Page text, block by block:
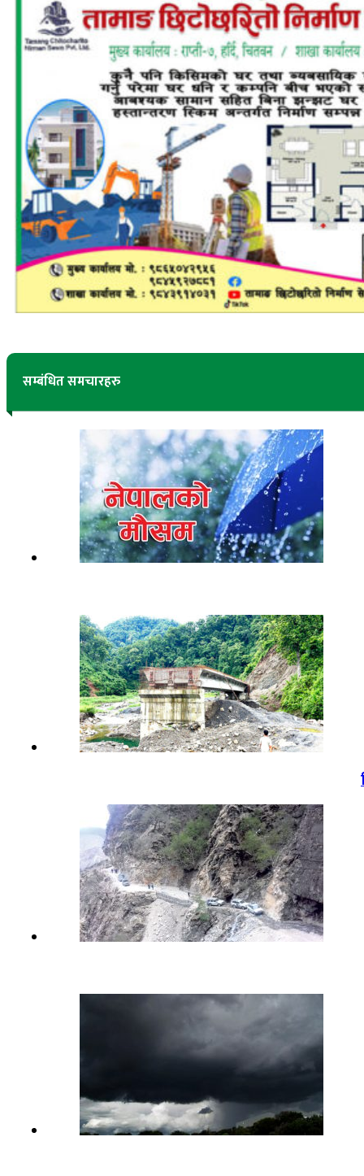
सम्बंधित समचारहरु